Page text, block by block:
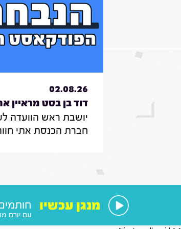
02.08.26
דוד בן בסט מראיין
הוועדה לעובדים
הכנסת אתי חווה
יושבת ראש הוועדה
חברת הכנסת אתי
זר
מנגן עכשיו
עם יורם